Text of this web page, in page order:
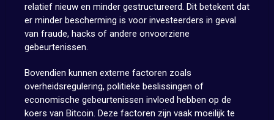
relatief nieuw en minder gestructureerd. Dit betekent dat
er minder bescherming is voor investeerders in geval
van fraude, hacks of andere onvoorziene
gebeurtenissen.
Bovendien kunnen externe factoren zoals
overheidsregulering, politieke beslissingen of
economische gebeurtenissen invloed hebben op de
koers van Bitcoin. Deze factoren zijn vaak moeilijk te